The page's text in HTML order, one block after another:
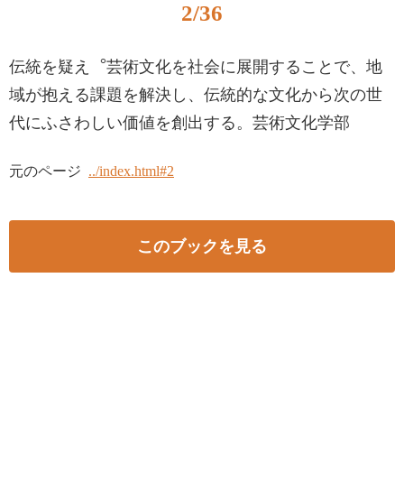
2/36
伝統を疑え︒芸術文化を社会に展開することで、地
域が抱える課題を解決し、伝統的な文化から次の世
代にふさわしい価値を創出する。芸術文化学部
元のページ ../index.html#2
このブックを見る